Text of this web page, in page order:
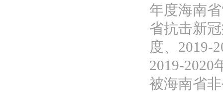
年度海南
省抗击新
度、2019-
2019-2020
被海南省